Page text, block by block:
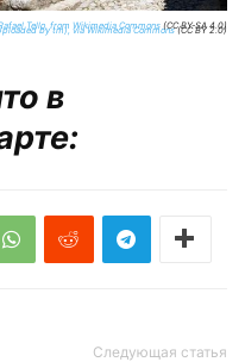
by tm), via Wikimedia Commons(CC BY 2.0)
Tello, from Wikimedia Commons (CC BY-SA 4.0)
в
Следующая статья